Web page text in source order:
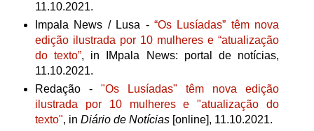
11.10.2021.
Impala News / Lusa - “Os Lusíadas” têm nova
edição ilustrada por 10 mulheres e “atualização
do texto”, in IMpala News: portal de notícias,
11.10.2021.
Redação - "Os Lusíadas" têm nova edição
ilustrada por 10 mulheres e "atualização do
texto", in Diário de Notícias[online], 11.10.2021.